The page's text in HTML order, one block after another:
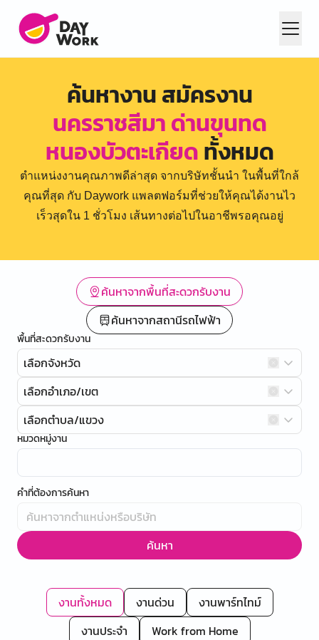
ค้นหางาน สมัครงาน
นครราชสีมา ด่านขุนทด
หนองบัวตะเกียดทั้งหมด
ตำแหน่งงานคุณภาพดีล่าสุด จากบริษัทชั้นนำ ในพื้นที่ใกล้
คุณที่สุด กับ Daywork แพลตฟอร์มที่ช่วยให้คุณได้งานไว
เร็วสุดใน 1 ชั่วโมง เส้นทางต่อไปในอาชีพรอคุณอยู่
ค้นหาจากพื้นที่สะดวกรับงาน
ค้นหาจากสถานีรถไฟฟ้า
พื้นที่สะดวกรับงาน
เลือกจังหวัด
เลือกอำเภอ/เขต
เลือกตำบล/แขวง
หมวดหมู่งาน
คำที่ต้องการค้นหา
ค้นหา
งานทั้งหมด งานด่วน
งานพาร์ทไทม์
งานประจำ
Work from Home